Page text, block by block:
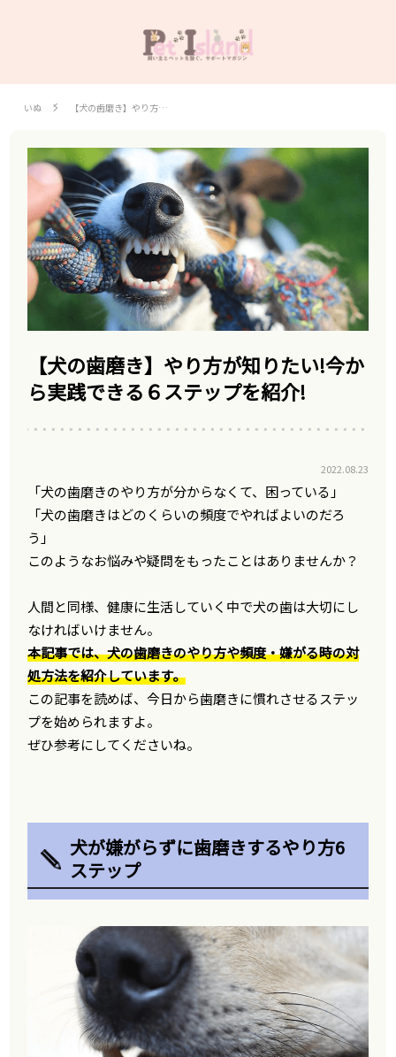
いぬ 【犬の歯磨き】やり方…
【犬の歯磨き】やり方が知りたい!今か
ら実践できる６ステップを紹介!
2022.08.23
「犬の歯磨きのやり方が分からなくて、困っている」
「犬の歯磨きはどのくらいの頻度でやればよいのだろ
う」
このようなお悩みや疑問をもったことはありませんか？
人間と同様、健康に生活していく中で犬の歯は大切にし
なければいけません。
本記事では、犬の歯磨きのやり方や頻度・嫌がる時の対
処方法を紹介しています。
この記事を読めば、今日から歯磨きに慣れさせるステッ
プを始められますよ。
ぜひ参考にしてくださいね。
犬が嫌がらずに歯磨きするやり方6
ステップ